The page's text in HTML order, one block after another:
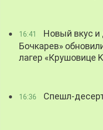
16:41
Новый вкус и
Бочкарев»
лагер «Крушовице
16:36 Спешл-